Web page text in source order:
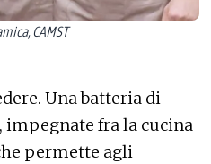
CAMST
Una batteria di
fra la cucina
permette agli